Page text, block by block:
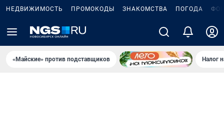
НЕДВИЖИМОСТЬ ПРОМОКОДЫ ЗНАКОМСТВА ПОГОДА
«Майские» против подставщиков Налог